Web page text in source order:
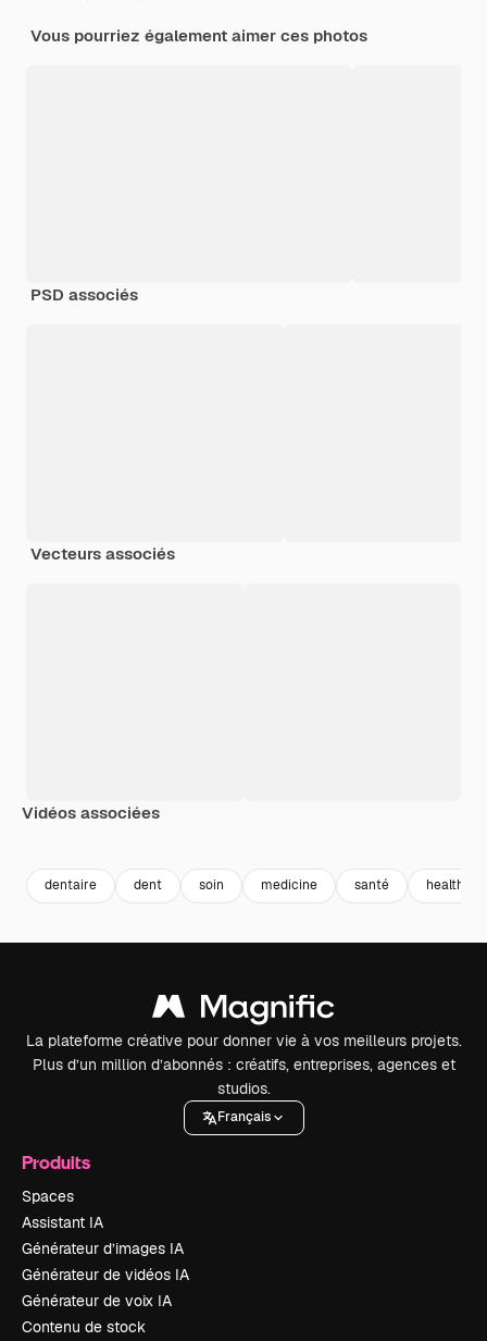
Vous pourriez également aimer ces photos
PSD associés
Vecteurs associés
Vidéos associées
dentaire dent soin medicine santé health
La plateforme créative pour donner vie à vos meilleurs projets.
Plus d’un million d’abonnés : créatifs, entreprises, agences et
studios.
Français
Produits
Spaces
Assistant IA
Générateur d’images IA
Générateur de vidéos IA
Générateur de voix IA
Contenu de stock